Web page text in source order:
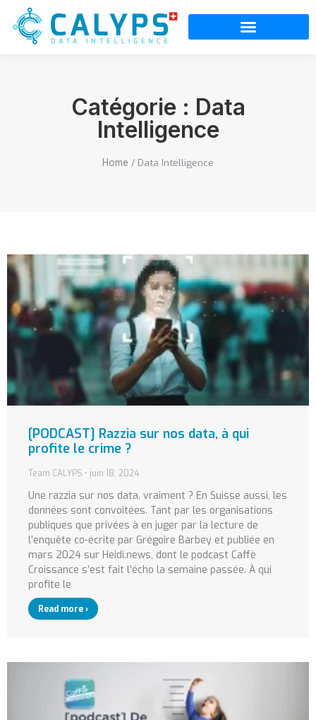
Catégorie : Data
Intelligence
Home / Data Intelligence
[PODCAST] Razzia sur nos data, à qui
profite le crime ?
Team CALYPS juin 18, 2024
Une razzia sur nos data, vraiment ? En Suisse aussi, les
données sont convoitées. Tant par les organisations
publiques que privées à en juger par la lecture de
l’enquête co-écrite par Grégoire Barbey et publiée en
mars 2024 sur Heidi.news, dont le podcast Caffè
Croissance s’est fait l’écho la semaine passée. À qui
profite le
Read more ›